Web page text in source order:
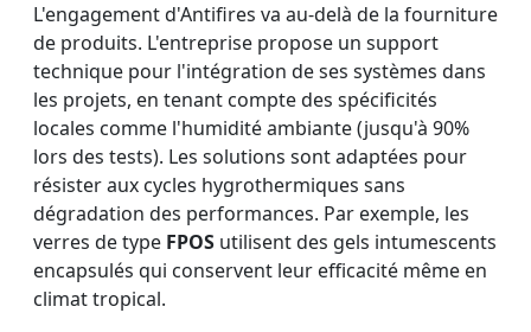
L'engagement d'Antifires va au-delà de la fourniture
de produits. L'entreprise propose un support
technique pour l'intégration de ses systèmes dans
les projets, en tenant compte des spécificités
locales comme l'humidité ambiante (jusqu'à 90%
lors des tests). Les solutions sont adaptées pour
résister aux cycles hygrothermiques sans
dégradation des performances. Par exemple, les
verres de type FPOS utilisent des gels intumescents
encapsulés qui conservent leur efficacité même en
climat tropical.